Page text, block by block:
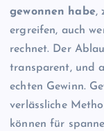
gewonnen habe,
ergreifen, auch
rechnet. Der
transparent, und
echten Gewinn.
verlässliche
können für